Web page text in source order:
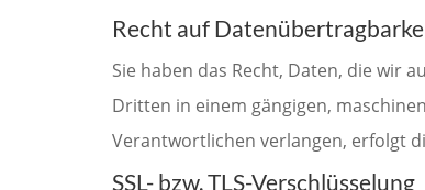
Recht auf
Sie haben das Recht, Daten, die wir
Dritten in einem gängigen,
Verantwortlichen verlangen, erfolgt
SSL- bzw. TLS-Verschlüsselung